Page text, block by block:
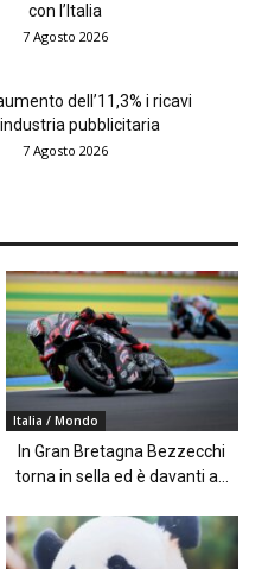
con l’Italia
7 Agosto 2026
dell’11,3% i ricavi
pubblicitaria
7 Agosto 2026
Italia / Mondo
In Gran Bretagna Bezzecchi
torna in sella ed è davanti a...